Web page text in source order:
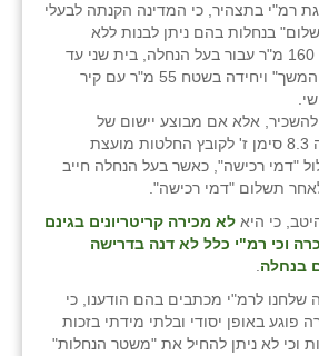
רמ"י בתצהיר, כי המדינה הקנתה לבעלי
בנחלות בהם ניתן לבנות ללא
160 מ"ר עבור "דור ההמשך" ויחידה בשטח 55 מ"ר עם קיר
להשכיר, אלא אם מבוצע יישום של
ההחלטה בפרק משנה 8.3 סימן ז' לקובץ החלטות מועצת
"דמי רכישה", כאשר בעל הנחלה חייב
תשלום "דמי רכישה".
כי היא לא מכירה קריטריונים בגינם
וכי רמ"י כלל לא דנה בדרישה
בנחלה
לרמ"י מכתבים בהם הודענו, כי
פוגע באופן יסודי ובלתי מידתי בזכות
וכי לא ניתן להחיל את "משטר הנחלות"